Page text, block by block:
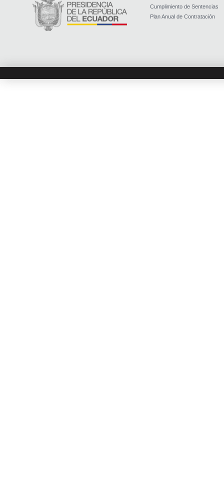
Cumplimiento de Sentencias
Plan Anual de Contratación